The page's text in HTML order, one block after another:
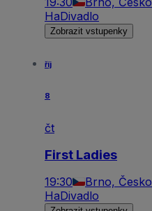
HaDivadlo
Zobrazit vstupenky
říj
8
čt
First Ladies
19:30 Brno, Česko
HaDivadlo